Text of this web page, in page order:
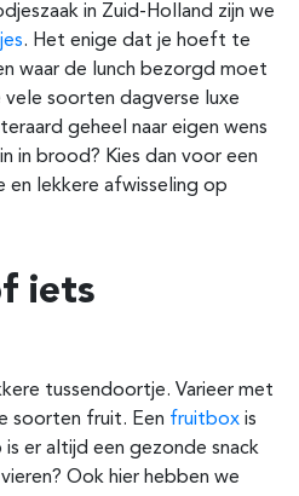
in Zuid-Holland zijn we
. Het enige dat je hoeft te
waar de lunch bezorgd moet
vele soorten dagverse luxe
geheel naar eigen wens
in brood? Kies dan voor een
en lekkere afwisseling op
iets
tussendoortje. Varieer met
soorten fruit. Een fruitbox is
er altijd een gezonde snack
Ook hier hebben we